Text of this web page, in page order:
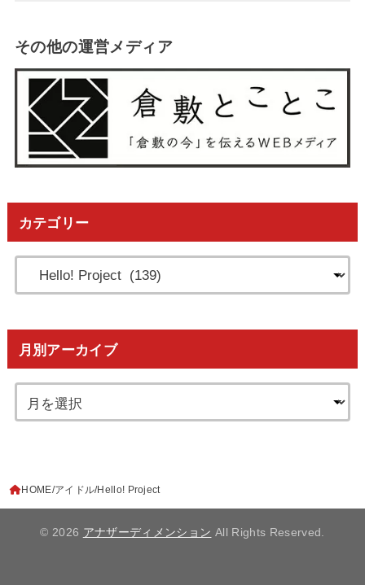
その他の運営メディア
カテゴリー
月別アーカイブ
HOME アイドル Hello! Project
© 2026 アナザーディメンション All Rights Reserved.